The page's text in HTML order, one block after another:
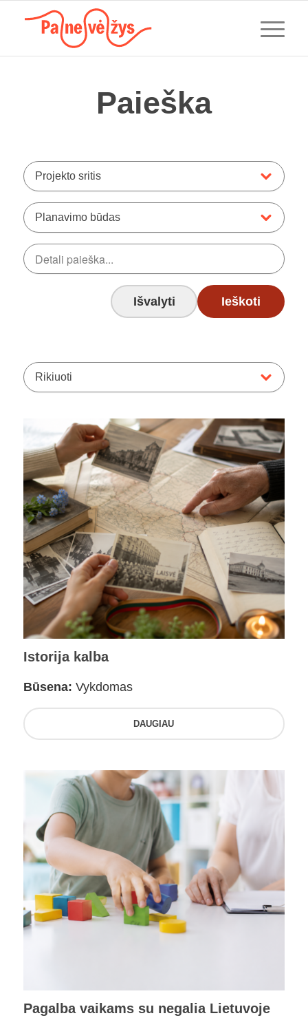
Paieška
Projekto sritis
Planavimo būdas
Išvalyti Ieškoti
Rikiuoti
Istorija kalba
Būsena: Vykdomas
DAUGIAU
Pagalba vaikams su negalia Lietuvoje